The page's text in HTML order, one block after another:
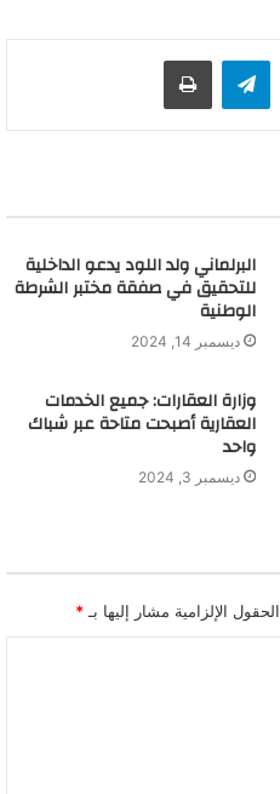
واتساب
البرلماني ولد اللود يدعو الداخلية
للتحقيق في صفقة مختبر الشرطة
الوطنية
ديسمبر 14, 2024
وزارة العقارات: جميع الخدمات
العقارية أصبحت متاحة عبر شباك
واحد
ديسمبر 3, 2024
الحقول الإلزامية مشار إليها بـ *